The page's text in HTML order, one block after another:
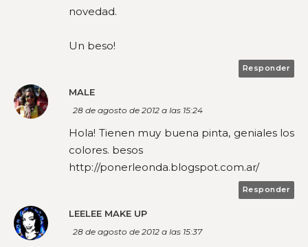
novedad.
Un beso!
Responder
MALE
28 de agosto de 2012 a las 15:24
Hola! Tienen muy buena pinta, geniales los
colores. besos
http://ponerleonda.blogspot.com.ar/
Responder
LEELEE MAKE UP
28 de agosto de 2012 a las 15:37